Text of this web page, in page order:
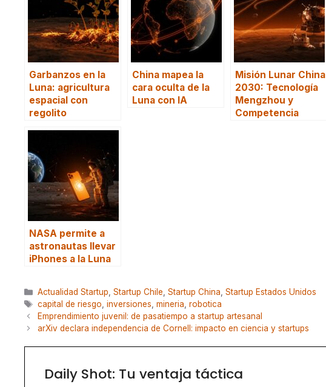
Garbanzos en la
Luna: agricultura
espacial con
regolito
China mapea la
cara oculta de la
Luna con IA
Misión Lunar China
2030: Tecnología
Mengzhou y
Competencia
NASA permite a
astronautas llevar
iPhones a la Luna
Categorías
Actualidad Startup Startup Chile Startup China Startup Estados Unidos
Etiquetas
capital de riesgo inversiones mineria robotica
Emprendimiento juvenil: de pasatiempo a startup artesanal
arXiv declara independencia de Cornell: impacto en ciencia y startups
Daily Shot: Tu ventaja táctica